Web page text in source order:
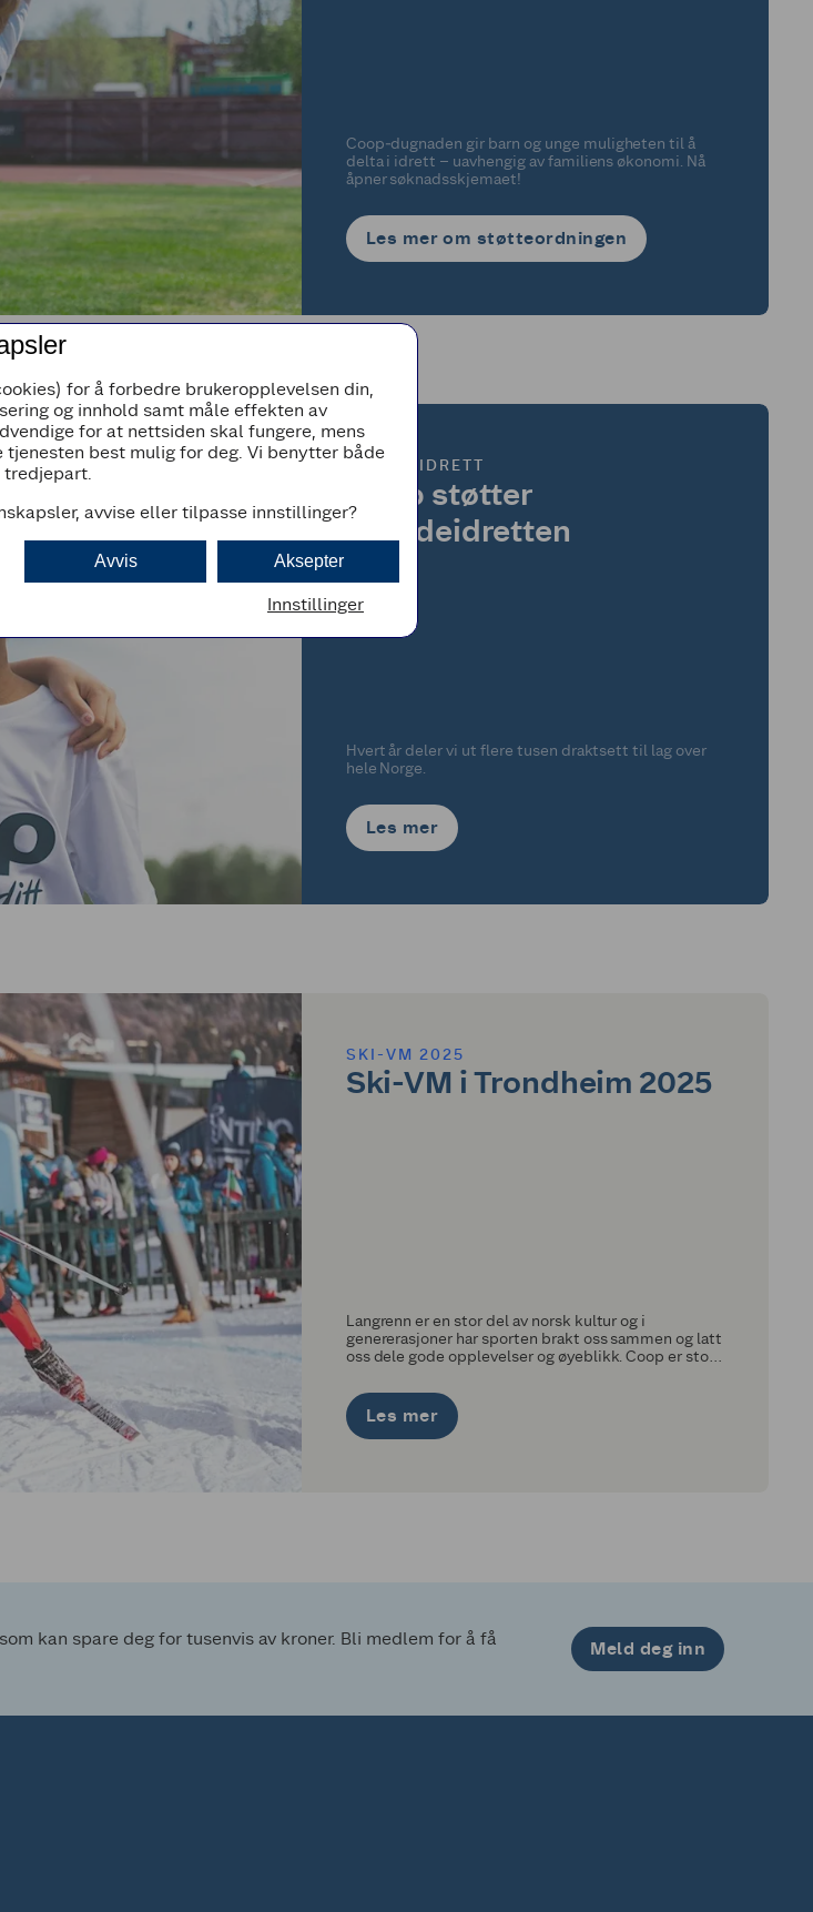
Coop‑dugnaden gir barn og unge muligheten til å
delta i idrett – uavhengig av familiens økonomi. Nå
åpner søknadsskjemaet!
Les mer om støtteordningen
BREDDEIDRETT
Coop støtter
breddeidretten
Hvert år deler vi ut flere tusen draktsett til lag over
hele Norge.
Les mer
SKI-VM 2025
Ski-VM i Trondheim 2025
Langrenn er en stor del av norsk kultur og i
genererasjoner har sporten brakt oss sammen og latt
oss dele gode opplevelser og øyeblikk. Coop er stolt
dagene til vi skal skape folkefest i 2025!
Les mer
kan spare deg for tusenvis av kroner. Bli medlem for å få
Meld deg inn
for å forbedre brukeropplevelsen din,
og innhold samt måle effekten av
for at nettsiden skal fungere, mens
best mulig for deg. Vi benytter både
avvise eller tilpasse innstillinger?
Aksepter
Avvis
Innstillinger